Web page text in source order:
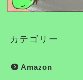
カテゴリー
Amazon